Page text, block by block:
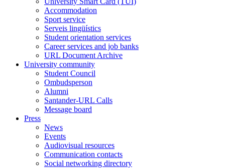
Accommodation
Sport service
Serveis lingüístics
Student orientation services
Career services and job banks
URL Document Archive
University community
Student Council
Ombudsperson
Alumni
Santander-URL Calls
Message board
Press
News
Events
Audiovisual resources
Communication contacts
Social networking directory